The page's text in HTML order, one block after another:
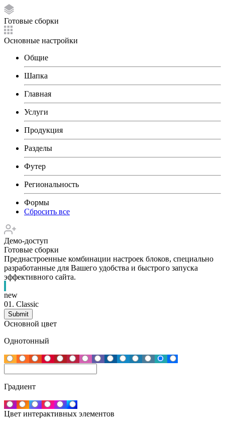
Готовые сборки
Основные настройки
Общие
Шапка
Главная
Услуги
Продукция
Разделы
Футер
Региональность
Формы
Сбросить все
Демо-доступ
Готовые сборки
Преднастроенные комбинации настроек блоков, специально
разработанные для Вашего удобства и быстрого запуска
эффективного сайта.
new
01. Classic
Основной цвет
Однотонный
Градиент
Цвет интерактивных элементов